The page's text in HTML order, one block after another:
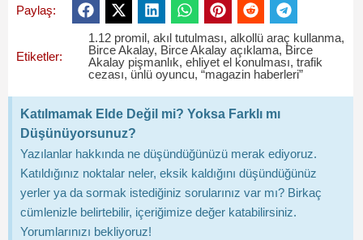
Paylaş:
Etiketler:
1.12 promil,akıl tutulması,alkollü araç kullanma,
Birce Akalay, Birce Akalay açıklama, Birce
Akalay pişmanlık,ehliyet el konulması,trafik
cezası, ünlü oyuncu,“magazin haberleri”
Katılmamak Elde Değil mi? Yoksa Farklı mı
Düşünüyorsunuz?
Yazılanlar hakkında ne düşündüğünüzü merak ediyoruz.
Katıldığınız noktalar neler, eksik kaldığını düşündüğünüz
yerler ya da sormak istediğiniz sorularınız var mı? Birkaç
cümlenizle belirtebilir, içeriğimize değer katabilirsiniz.
Yorumlarınızı bekliyoruz!